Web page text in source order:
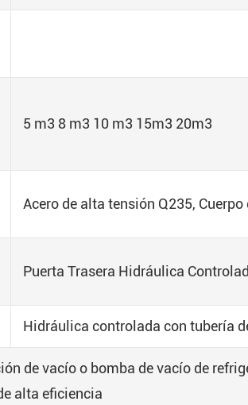
5 m3 8 m3 10 m3 15m3 20m3
Acero de alta tensión Q235,
Puerta Trasera Hidráulica
Hidráulica controlada con tubería
de vacío o bomba de vacío de
alta eficiencia